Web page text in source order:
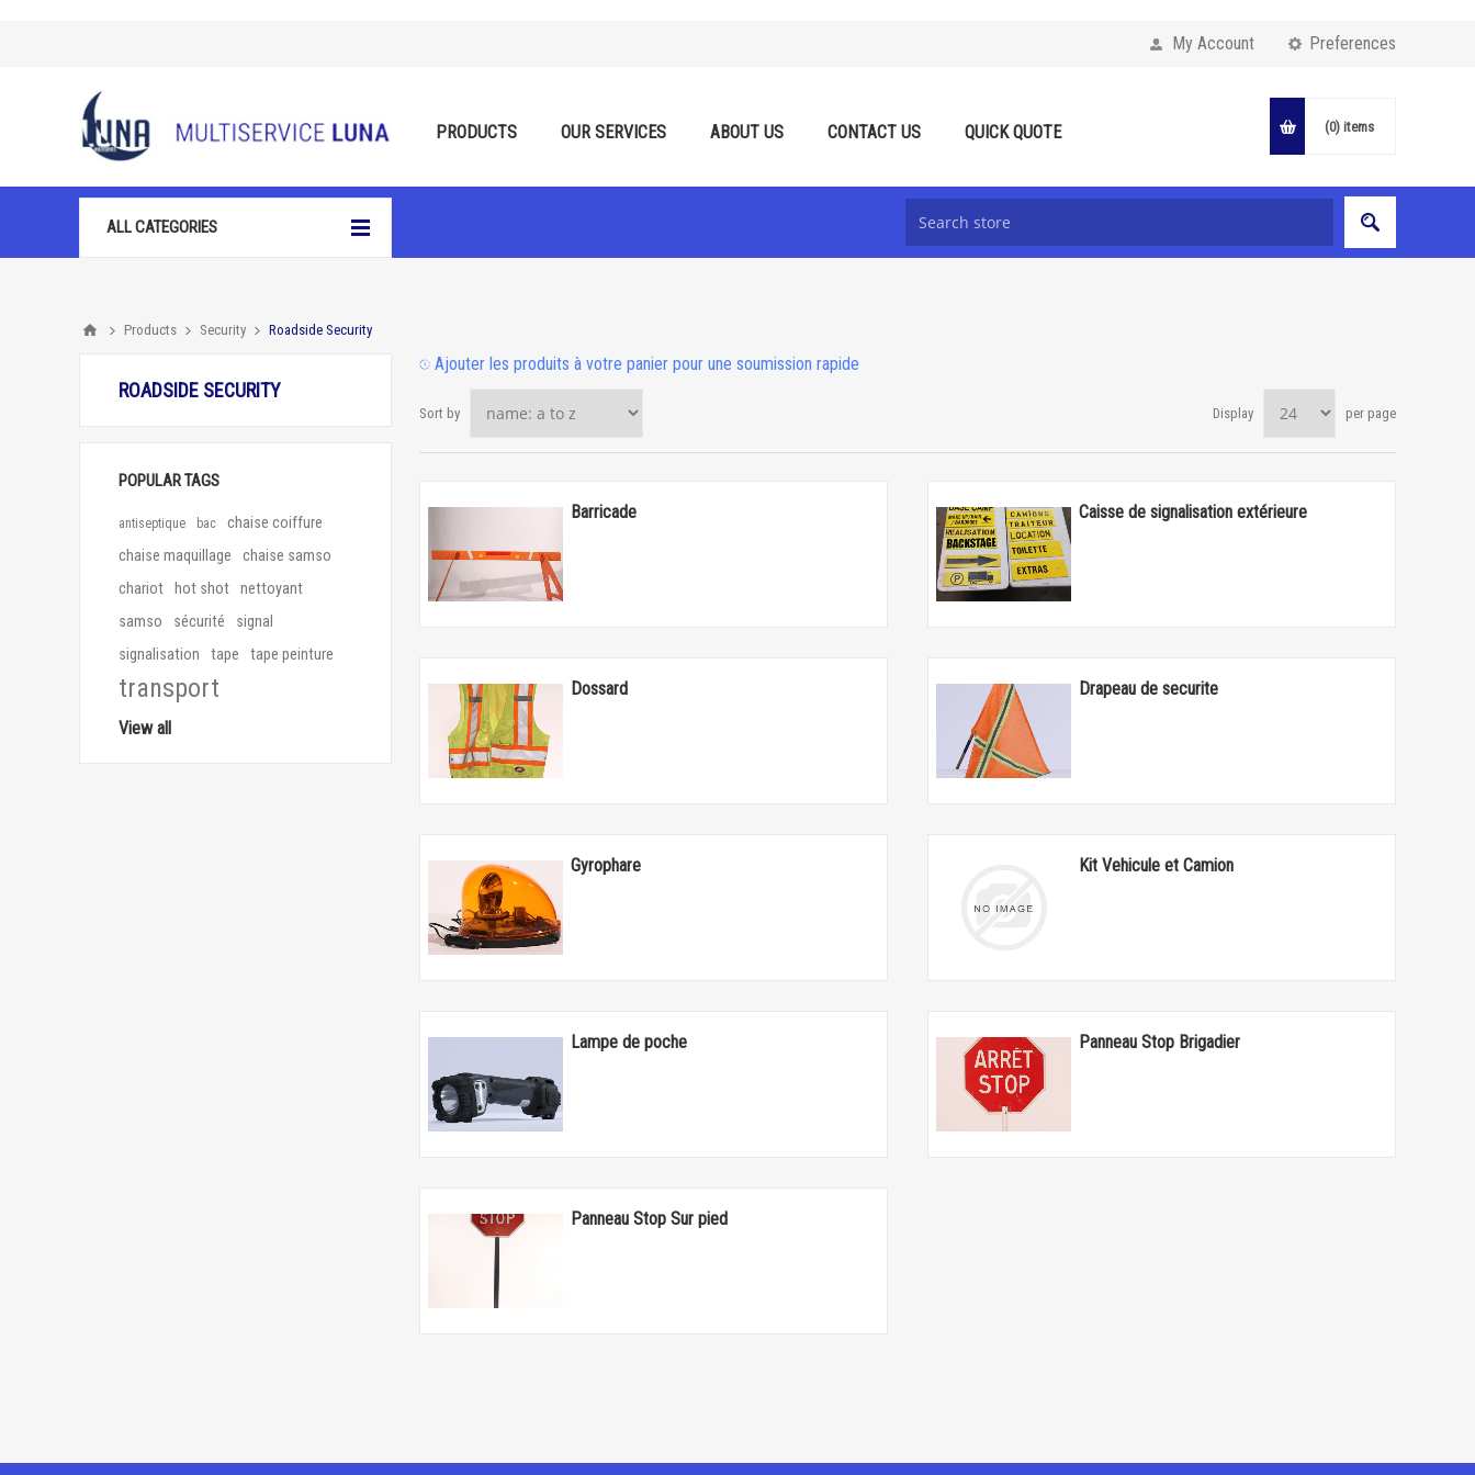
Preferences
My Account
PRODUCTS OUR SERVICES ABOUT US CONTACT US QUICK QUOTE (0) items
ALL CATEGORIES
Products Security Roadside Security
Ajouter les produits à votre panier pour une soumission rapide
Sort by Display per page
Barricade Caisse de signalisation extérieure
Dossard Drapeau de securite
Gyrophare Kit Vehicule et Camion
Lampe de poche Panneau Stop Brigadier
Panneau Stop Sur pied
ROADSIDE SECURITY
POPULAR TAGS
antiseptique bac
chaise coiffure
chaise maquillage
chaise samso
chariot
hot shot nettoyant
samso
sécurité
signal
signalisation
tape tape peinture
transport
View all